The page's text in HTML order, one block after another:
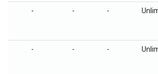
-
-
-
-
-
-